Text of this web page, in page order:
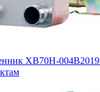
XB70H-004B2019